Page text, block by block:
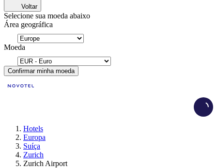
Voltar
Selecione sua moeda abaixo
Área geográfica
Moeda
Confirmar minha moeda
Hotels
Europa
Suíça
Zurich
Zurich Airport